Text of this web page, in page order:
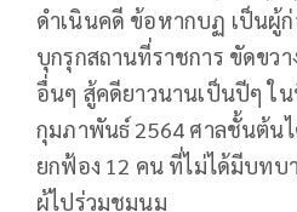
ดำเนินคดี ข้อหากบฏ เป็นผู้ก่
บุกรุกสถานที่ราชการ ขัดขว
อื่นๆ สู้คดียาวนานเป็นปีๆ ใ
กุมภาพันธ์ 2564 ศาลชั้นต้น
ยกฟ้อง 12 คน ที่ไม่ได้มีบท
ผู้ไปร่วมชุมนุม